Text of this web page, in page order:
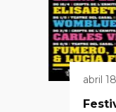
abril